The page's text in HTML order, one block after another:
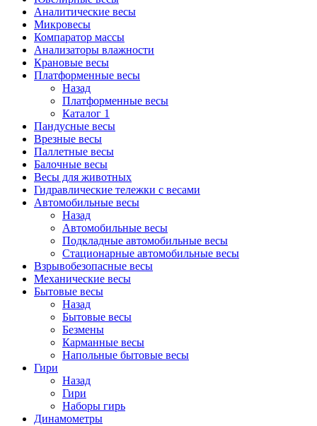
Аналитические весы
Микровесы
Компаратор массы
Анализаторы влажности
Крановые весы
Платформенные весы
Назад
Платформенные весы
Каталог 1
Пандусные весы
Врезные весы
Паллетные весы
Балочные весы
Весы для животных
Гидравлические тележки с весами
Автомобильные весы
Назад
Автомобильные весы
Подкладные автомобильные весы
Стационарные автомобильные весы
Взрывобезопасные весы
Механические весы
Бытовые весы
Назад
Бытовые весы
Безмены
Карманные весы
Напольные бытовые весы
Гири
Назад
Гири
Наборы гирь
Динамометры